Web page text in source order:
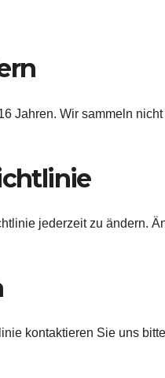
Jahren. Wir sammeln
jederzeit zu ändern.
kontaktieren Sie uns